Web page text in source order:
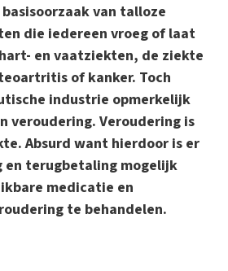
van talloze
die iedereen vroeg of laat
en vaatziekten, de ziekte
of kanker. Toch
industrie opmerkelijk
veroudering. Veroudering is
Absurd want hierdoor is er
en terugbetaling mogelijk
medicatie en
te behandelen.